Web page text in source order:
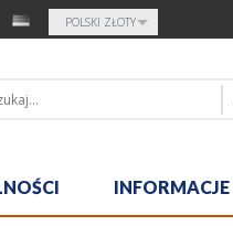
currency_h
POLSKI ZŁOTY
INFORMACJE